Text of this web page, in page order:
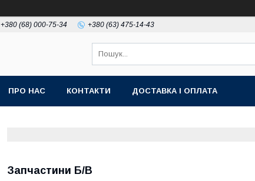
+380 (68) 000-75-34 +380 (63) 475-14-43
ПРО НАС КОНТАКТИ ДОСТАВКА І ОПЛАТА
Запчастини Б/В